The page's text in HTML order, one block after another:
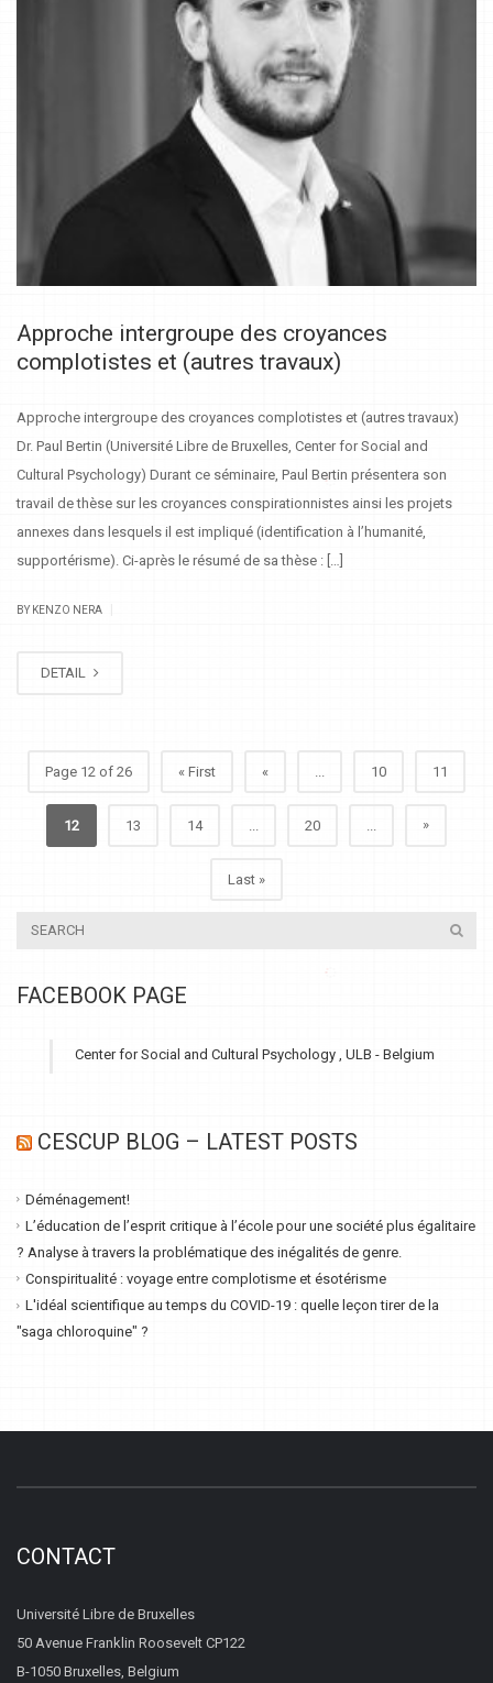
Approche intergroupe des croyances
complotistes et (autres travaux)
Approche intergroupe des croyances complotistes et (autres travaux)
Dr. Paul Bertin (Université Libre de Bruxelles, Center for Social and
Cultural Psychology) Durant ce séminaire, Paul Bertin présentera son
travail de thèse sur les croyances conspirationnistes ainsi les projets
annexes dans lesquels il est impliqué (identification à l’humanité,
supportérisme). Ci-après le résumé de sa thèse : […]
BY KENZO NERA
DETAIL
Page 12 of 26 « First « 10 11
12 13 14 20 »
Last »
FACEBOOK PAGE
Center for Social and Cultural Psychology , ULB - Belgium
CESCUP BLOG – LATEST POSTS
Déménagement!
L’éducation de l’esprit critique à l’école pour une société plus égalitaire
? Analyse à travers la problématique des inégalités de genre.
Conspiritualité : voyage entre complotisme et ésotérisme
L'idéal scientifique au temps du COVID-19 : quelle leçon tirer de la
"saga chloroquine" ?
CONTACT
Université Libre de Bruxelles
50 Avenue Franklin Roosevelt CP122
B-1050 Bruxelles, Belgium